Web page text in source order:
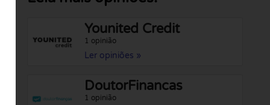
Younited Credit
1 opinião
Ler opiniões »
DoutorFinancas
1 opinião